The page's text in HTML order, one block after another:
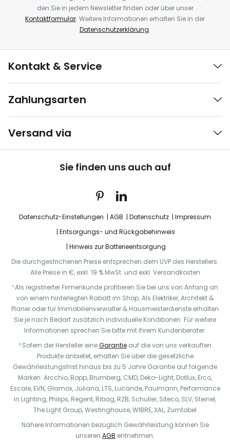
den Sie in jedem Newsletter finden oder über unser
Kontaktformular. Weitere Informationen erhalten Sie in der
Datenschutzerklärung.
Kontakt & Service
Zahlungsarten
Versand via
Sie finden uns auch auf
Datenschutz-Einstellungen AGB Datenschutz
Impressum
Entsorgungs- und Rückgabehinweis
Hinweis zur Batterieentsorgung
Die durchgestrichenen Preise entsprechen dem UVP des Herstellers.
Alle Preise in €, exkl. 19 % MwSt. und exkl. Versandkosten
¹ Als registrierter Firmenkunde profitieren Sie bei uns von Anfang an
von einem hinterlegten Rabatt im Shop. Als Elektriker, Architekt &
Planer oder für Immobilienverwalter & Hausmeisterdienste erhalten
Sie je nach Bedarf zusätzlich individuelle Konditionen. Für weitere
Informationen sprechen Sie bitte mit Ihrem Kundenberater.
² Sofern der Hersteller eineGarantieauf die von uns verkauften
Produkte anbietet, erhalten Sie über die gesetzliche
Gewährleistungsfrist hinaus bis zu 5 Jahre Garantie auf folgende
Marken: Arcchio, Bopp, Brumberg, CMD, Deko-Light, Dotlux, Erco,
Escale, EVN, Glamox, Juliana, LTS, Lucande, Paulmann, Performance
in Lighting, Philips, Regent, Ribag, RZB, Schuller, Siteco, SLV, Steinel,
The Light Group, Westinghouse, WIBRE, XAL, Zumtobel
Nähere Informationen bezüglich Gewährleistung können Sie
unseren AGB entnehmen.